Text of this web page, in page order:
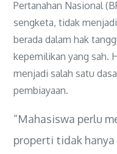
Pertanahan Nasional
sengketa, tidak
berada dalam hak
kepemilikan yang sah.
menjadi salah satu
pembiayaan.
“Mahasiswa perlu
properti tidak